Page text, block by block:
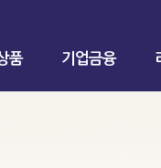
품 기업금융